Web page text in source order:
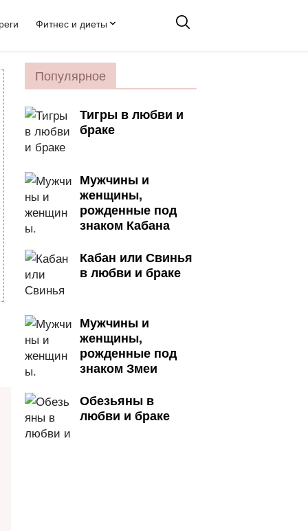
Фитнес и диеты
Популярное
Тигры в любви и
браке
Мужчины и
женщины,
рожденные под
знаком Кабана
Кабан или Свинья
в любви и браке
Мужчины и
женщины,
рожденные под
знаком Змеи
Обезьяны в
любви и браке